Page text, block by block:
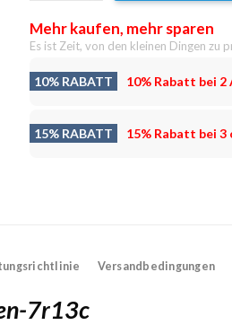
Mehr kaufen, mehr sparen
Es ist Zeit, von den kleinen Dingen zu
10% RABATT 10% Rabatt bei
15% RABATT 15% Rabatt bei
Versandbedingungen
7r13c